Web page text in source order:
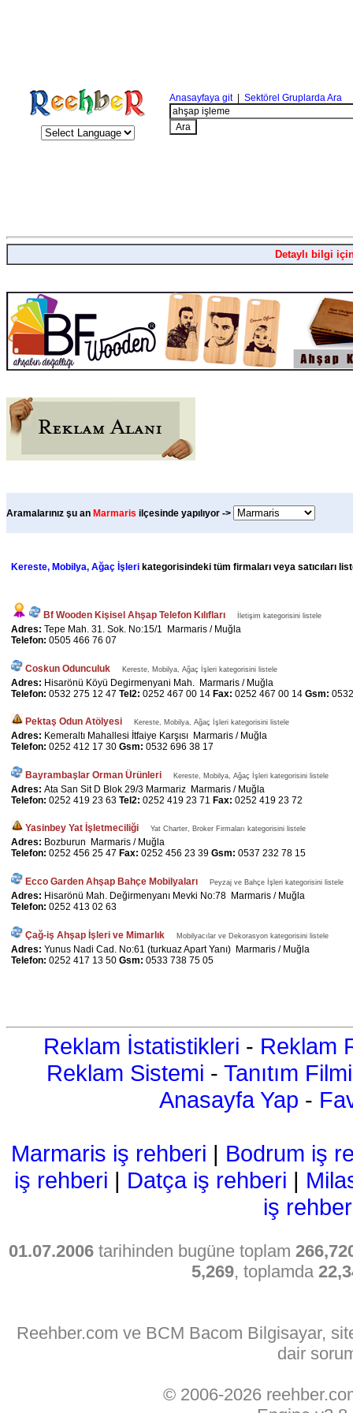
Anasayfaya git| Sektörel Gruplarda Ara
Detaylı bilgi
Aramalarınız şu an Marmaris ilçesinde yapılıyor ->
Kereste, Mobilya, Ağaç İşleri kategorisindeki tüm firmaları veya satıcıları
Bf Wooden Kişisel Ahşap Telefon Kılıfları İletişim kategorisini listele
Adres: Tepe Mah. 31. Sok. No:15/1 Marmaris / Muğla
Telefon: 0505 466 76 07
Coskun Odunculuk Kereste, Mobilya, Ağaç İşleri kategorisini listele
Adres: Hisarönü Köyü Degirmenyani Mah. Marmaris / Muğla
Telefon: 0532 275 12 47 Tel2: 0252 467 00 14 Fax: 0252 467 00 14 Gsm:
Pektaş Odun Atölyesi Kereste, Mobilya, Ağaç İşleri kategorisini listele
Adres: Kemeraltı Mahallesi İtfaiye Karşısı Marmaris / Muğla
Telefon: 0252 412 17 30 Gsm: 0532 696 38 17
Bayrambaşlar Orman Ürünleri Kereste, Mobilya, Ağaç İşleri kategorisini listele
Adres: Ata San Sit D Blok 29/3 Marmariz Marmaris / Muğla
Telefon: 0252 419 23 63 Tel2: 0252 419 23 71 Fax: 0252 419 23 72
Yasinbey Yat İşletmeciliği Yat Charter, Broker Firmaları kategorisini listele
Adres: Bozburun Marmaris / Muğla
Telefon: 0252 456 25 47 Fax: 0252 456 23 39 Gsm: 0537 232 78 15
Ecco Garden Ahşap Bahçe Mobilyaları Peyzaj ve Bahçe İşleri kategorisini listele
Adres: Hisarönü Mah. Değirmenyanı Mevki No:78 Marmaris / Muğla
Telefon: 0252 413 02 63
Çağ-iş Ahşap İşleri ve Mimarlık Mobilyacılar ve Dekorasyon kategorisini listele
Adres: Yunus Nadi Cad. No:61 (turkuaz Apart Yanı) Marmaris / Muğla
Telefon: 0252 417 13 50 Gsm: 0533 738 75 05
Reklam İstatistikleri - Reklam
Reklam Sistemi - Tanıtım Filmi
Anasayfa Yap -
Marmaris iş rehberi | Bodrum iş
iş rehberi | Datça iş rehberi |
iş
01.07.2006 tarihinden bugüne toplam
5,269, toplamda
Reehber.com ve BCM Bacom Bilgisayar,
dair
© 2006-2026